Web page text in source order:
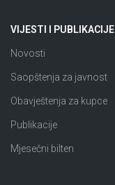
VIJESTI I PUBLIKACIJE
Novosti
Saopštenja za javnost
Obavještenja za kupce
Publikacije
Mjesečni bilten